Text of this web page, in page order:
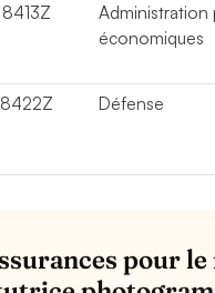
8413Z
Administration
économiques
8422Z Défense
pour